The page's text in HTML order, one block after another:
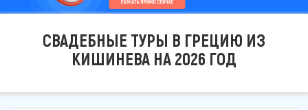
СВАДЕБНЫЕ ТУРЫ В ГРЕЦИЮ ИЗ
КИШИНЕВА НА 2026 ГОД